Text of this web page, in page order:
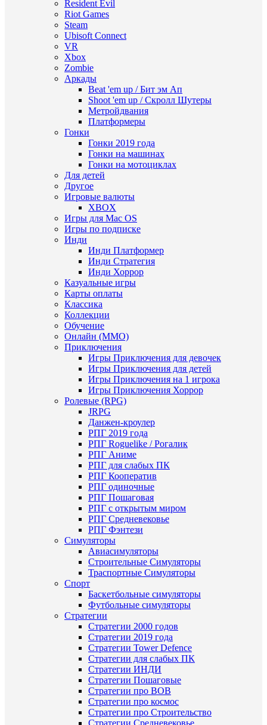
Resident Evil
Riot Games
Steam
Ubisoft Connect
VR
Xbox
Zombie
Аркады
Beat 'em up / Бит эм Ап
Shoot 'em up / Скролл Шутеры
Метройдвания
Платформеры
Гонки
Гонки 2019 года
Гонки на машинах
Гонки на мотоциклах
Для детей
Другое
Игровые валюты
XBOX
Игры для Mac OS
Игры по подписке
Инди
Инди Платформер
Инди Стратегия
Инди Хоррор
Казуальные игры
Карты оплаты
Классика
Коллекции
Обучение
Онлайн (MMO)
Приключения
Игры Приключения для девочек
Игры Приключения для детей
Игры Приключения на 1 игрока
Игры Приключения Хоррор
Ролевые (RPG)
JRPG
Данжен-кроулер
РПГ 2019 года
РПГ Roguelike / Рогалик
РПГ Аниме
РПГ для слабых ПК
РПГ Кооператив
РПГ одиночные
РПГ Пошаговая
РПГ с открытым миром
РПГ Средневековье
РПГ Фэнтези
Симуляторы
Авиасимуляторы
Строительныe Симуляторы
Траспортные Симуляторы
Спорт
Баскетбольные симуляторы
Футбольные симуляторы
Стратегии
Стратегии 2000 годов
Стратегии 2019 года
Стратегии Tower Defence
Стратегии для слабых ПК
Стратегии ИНДИ
Стратегии Пошаговые
Стратегии про ВОВ
Стратегии про космос
Стратегии про Строительство
Стратегии Средневековье